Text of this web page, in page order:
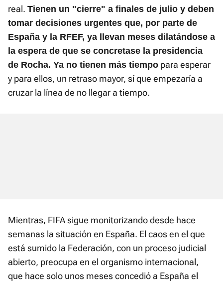
real. Tienen un "cierre" a finales de julio y deben
tomar decisiones urgentes que, por parte de
España y la RFEF, ya llevan meses dilatándose a
la espera de que se concretase la presidencia
de Rocha. Ya no tienen más tiempo para esperar
y para ellos, un retraso mayor, sí que empezaría a
cruzar la línea de no llegar a tiempo.
Mientras, FIFA sigue monitorizando desde hace
semanas la situación en España. El caos en el que
está sumido la Federación, con un proceso judicial
abierto, preocupa en el organismo internacional,
que hace solo unos meses concedió a España el